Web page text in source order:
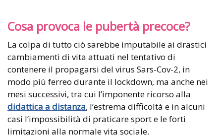
Cosa provoca le pubertà precoce?
La colpa di tutto ciò sarebbe imputabile ai drastici
cambiamenti di vita attuati nel tentativo di
contenere il propagarsi del virus Sars-Cov-2, in
modo più ferreo durante il lockdown, ma anche nei
mesi successivi, tra cui l’imponente ricorso alla
didattica a distanza, l’estrema difficoltà e in alcuni
casi l’impossibilità di praticare sport e le forti
limitazioni alla normale vita sociale.